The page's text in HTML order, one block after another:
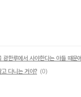
광한루에서 사야한다는 아들 때문에
다니는 거야? (0)